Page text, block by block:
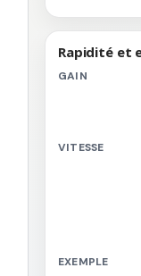
Rapidité et
GAIN
VITESSE
EXEMPLE